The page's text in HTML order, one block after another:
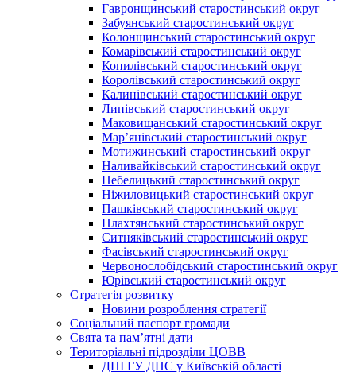
Гавронщинський старостинський округ
Забуянський старостинський округ
Колонщинський старостинський округ
Комарівський старостинський округ
Копилівський старостинський округ
Королівський старостинський округ
Калинівський старостинський округ
Липівський старостинський округ
Маковищанський старостинський округ
Мар’янівський старостинський округ
Мотижинський старостинський округ
Наливайківський старостинський округ
Небелицький старостинський округ
Ніжиловицький старостинський округ
Пашківський старостинський округ
Плахтянський старостинський округ
Ситняківський старостинський округ
Фасівський старостинський округ
Червонослобідський старостинський округ
Юрівський старостинський округ
Стратегія розвитку
Новини розроблення стратегії
Соціальний паспорт громади
Свята та пам’ятні дати
Територіальні підрозділи ЦОВВ
ДПІ ГУ ДПС у Київській області